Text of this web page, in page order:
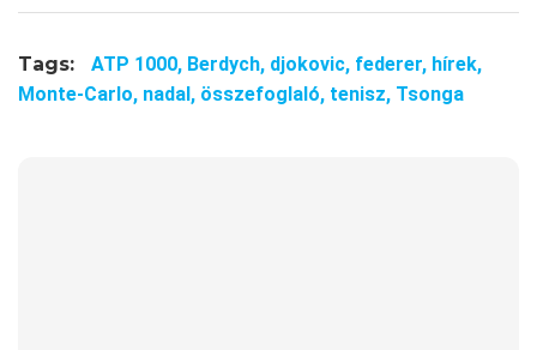
Tags: ATP 1000, Berdych, djokovic, federer, hírek,
Monte-Carlo, nadal, összefoglaló, tenisz, Tsonga